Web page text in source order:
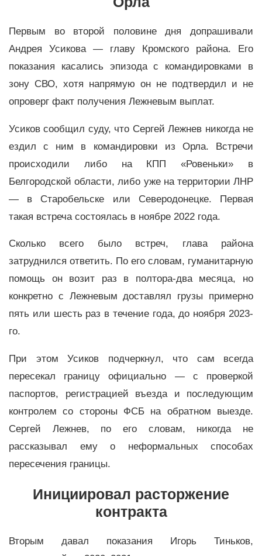
Первым во второй половине дня допрашивали
Андрея Усикова — главу Кромского района. Его
показания касались эпизода с командировками в
зону СВО, хотя напрямую он не подтвердил и не
опроверг факт получения Лежневым выплат.
Усиков сообщил суду, что Сергей Лежнев никогда не
ездил с ним в командировки из Орла. Встречи
происходили либо на КПП «Ровеньки» в
Белгородской области, либо уже на территории ЛНР
— в Старобельске или Северодонецке. Первая
такая встреча состоялась в ноябре 2022 года.
Сколько всего было встреч, глава района
затруднился ответить. По его словам, гуманитарную
помощь он возит раз в полтора-два месяца, но
конкретно с Лежневым доставлял грузы примерно
пять или шесть раз в течение года, до ноября 2023-
го.
При этом Усиков подчеркнул, что сам всегда
пересекал границу официально — с проверкой
паспортов, регистрацией въезда и последующим
контролем со стороны ФСБ на обратном выезде.
Сергей Лежнев, по его словам, никогда не
рассказывал ему о неформальных способах
пересечения границы.
Инициировал расторжение
контракта
Вторым давал показания Игорь Тиньков,